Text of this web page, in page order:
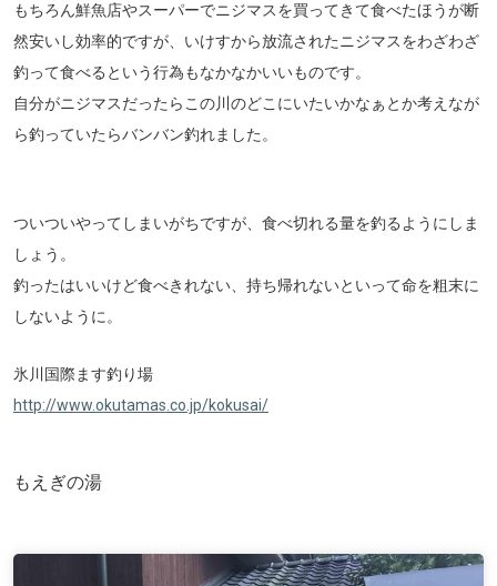
もちろん鮮魚店やスーパーでニジマスを買ってきて食べたほうが断
然安いし効率的ですが、いけすから放流されたニジマスをわざわざ
釣って食べるという行為もなかなかいいものです。
自分がニジマスだったらこの川のどこにいたいかなぁとか考えなが
ら釣っていたらバンバン釣れました。
ついついやってしまいがちですが、食べ切れる量を釣るようにしま
しょう。
釣ったはいいけど食べきれない、持ち帰れないといって命を粗末に
しないように。
氷川国際ます釣り場
http://www.okutamas.co.jp/kokusai/
もえぎの湯